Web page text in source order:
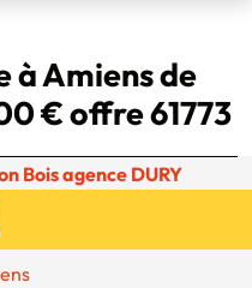
à Amiens de
€ offre 61773
Bois agence DURY